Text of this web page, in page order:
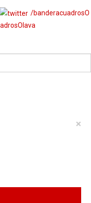
/banderacuadrosO
×